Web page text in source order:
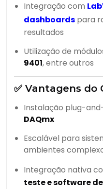
Integração com
dashboards para
resultados
Utilização de
9401, entre outros
✅ Vantagens do
Instalação plug-
DAQmx
Escalável para
ambientes
Integração nativa
teste e software